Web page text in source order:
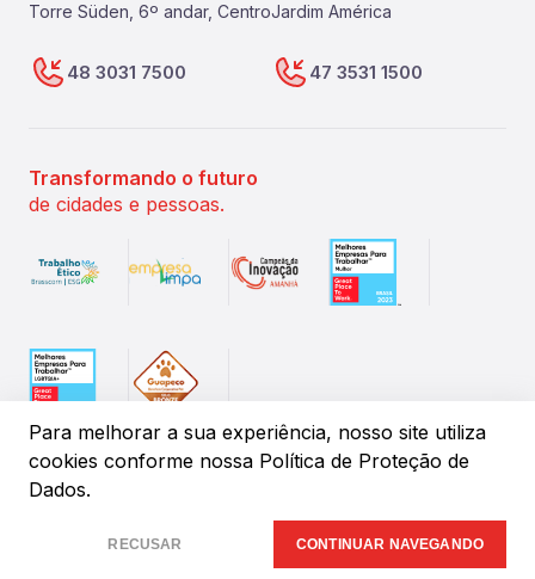
Para melhorar a sua experiência, nosso site utiliza
cookies conforme nossa Política de Proteção de
Dados.
RECUSAR CONTINUAR NAVEGANDO
Torre Süden, 6º andar, Centro
48 3031 7500
Jardim América
47 3531 1500
Transformando o futuro
de cidades e pessoas.
IPM Sistemas de Gestão Pública. Todos os direitos
reservados.
Insany.Design